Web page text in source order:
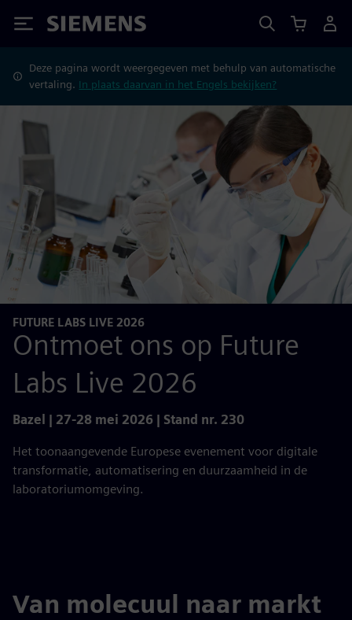
Siemens
Deze pagina wordt weergegeven met behulp van automatische
vertaling. In plaats daarvan in het Engels bekijken?
FUTURE LABS LIVE 2026
Ontmoet ons op Future
Labs Live 2026
Bazel | 27-28 mei 2026 | Stand nr. 230
Het toonaangevende Europese evenement voor digitale
transformatie, automatisering en duurzaamheid in de
laboratoriumomgeving.
Van molecuul naar markt